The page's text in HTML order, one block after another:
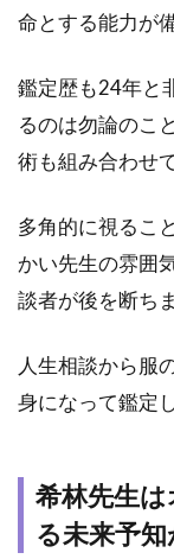
は？
公式
トの
口コ
2.2
口コ
ミサ
イト
コミ
3
リ
で
希
命とする能力が
鑑定歴も24年と
るのは勿論のこ
術も組み合わせ
多角的に視るこ
かい先生の雰囲
談者が後を断ち
人生相談から服
身になって鑑定
希林先生
る未来予知